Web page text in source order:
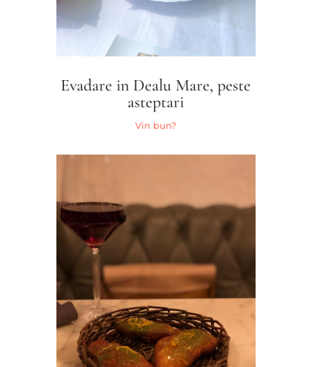
Evadare in Dealu Mare, peste
asteptari
Vin bun?